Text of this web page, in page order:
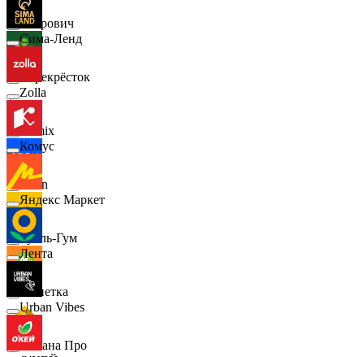
Петрович
Перекрёсток
Demix
Ozon
Бубль-Гум
Монетка
Лемана Про
Сима-Ленд
Zolla
Комус
Яндекс Маркет
Лента
Urban Vibes